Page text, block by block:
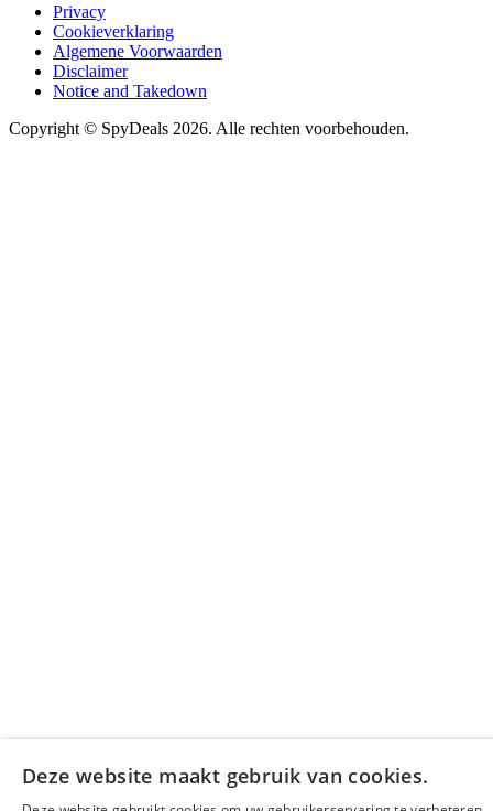
Privacy
Cookieverklaring
Algemene Voorwaarden
Disclaimer
Notice and Takedown
Copyright © SpyDeals 2026. Alle rechten voorbehouden.
Deze website maakt gebruik van cookies.